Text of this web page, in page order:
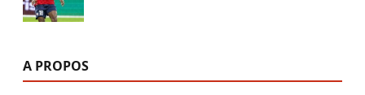
A PROPOS